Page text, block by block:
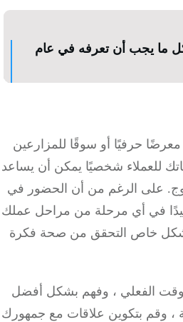
يجب أن تعرفه في عام
حرفيًا أو سوقًا للمزارعين
شخصيًا يمكن أن يساعد
على الرغم من أن الحضور في
في أي مرحلة من مراحل عملك
خاص التحقق من صحة فكرة
الفعلي ، وفهم بشكل أفضل
وقم بتكوين علاقات مع جمهورك